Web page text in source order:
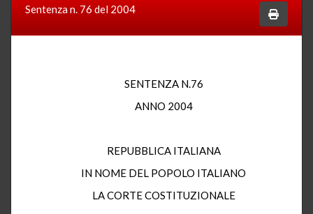
Sentenza n. 76 del 2004
SENTENZA N.76
ANNO 2004
REPUBBLICA ITALIANA
IN NOME DEL POPOLO ITALIANO
LA CORTE COSTITUZIONALE